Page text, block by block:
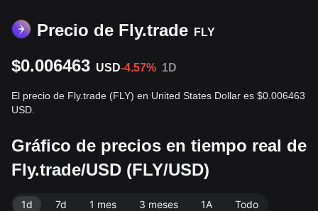
Precio de Fly.trade FLY
$0.006463 USD-4.57% 1D
El precio de Fly.trade (FLY) en United States Dollar es $0.006463
USD.
Gráfico de precios en tiempo real de
Fly.trade/USD (FLY/USD)
1d 7d 1 mes 3 meses 1A Todo